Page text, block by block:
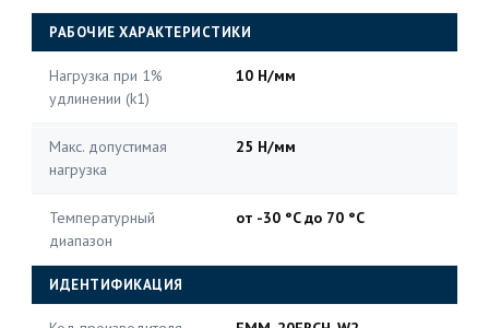
РАБОЧИЕ ХАРАКТЕРИСТИКИ
Нагрузка при 1%
удлинении (k1)
10 Н/мм
Макс. допустимая
нагрузка
25 Н/мм
Температурный
диапазон
от -30 °C до 70 °C
ИДЕНТИФИКАЦИЯ